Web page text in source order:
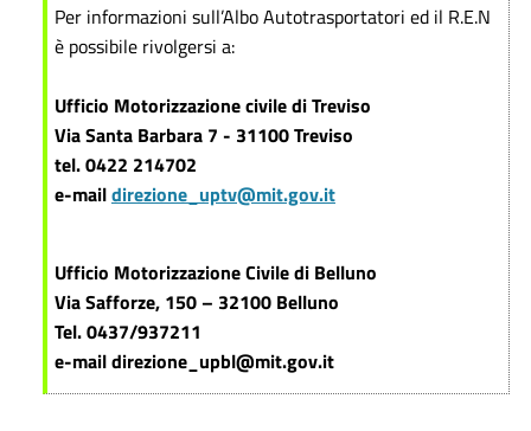
Per informazioni sull’Albo Autotrasportatori ed il R.E.N
è possibile rivolgersi a:
Ufficio Motorizzazione civile di Treviso
Via Santa Barbara 7 - 31100 Treviso
tel. 0422 214702
e-maildirezione_uptv@mit.gov.it
Ufficio Motorizzazione Civile di Belluno
Via Safforze, 150 – 32100 Belluno
Tel. 0437/937211
e-mail direzione_upbl@mit.gov.it